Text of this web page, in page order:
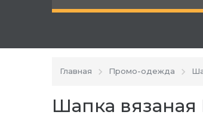
Главная Промо-одежда
Шапка вязаная